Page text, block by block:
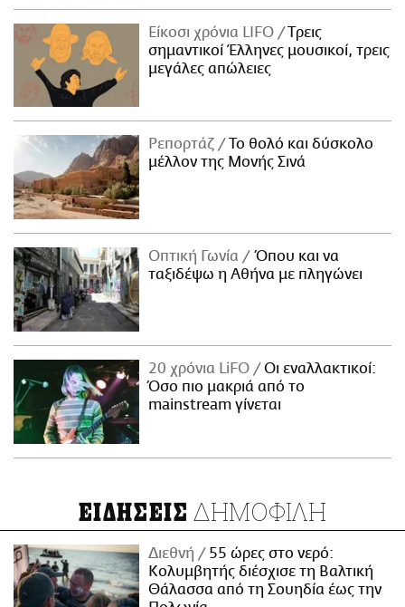
Είκοσι χρόνια LIFO
Tρεις
σημαντικοί Έλληνες μουσικοί, τρεις
μεγάλες απώλειες
Ρεπορτάζ
Το θολό και δύσκολο
μέλλον της Μονής Σινά
Οπτική Γωνία
Όπου και να
ταξιδέψω η Αθήνα με πληγώνει
20 χρόνια LiFO
Οι εναλλακτικοί:
Όσο πιο μακριά από το
mainstream γίνεται
ΕΙΔΗΣΕΙΣ ΔΗΜΟΦΙΛΗ
Διεθνή
55 ώρες στο νερό:
Κολυμβητής διέσχισε τη Βαλτική
Θάλασσα από τη Σουηδία έως την